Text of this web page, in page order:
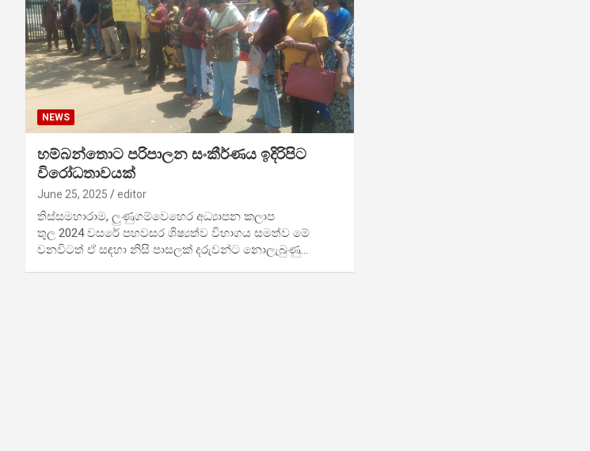
NEWS
හම්බන්තොට පරිපාලන සංකීර්ණය ඉදිරිපිට
විරෝධතාවයක්
June 25, 2025 editor
තිස්සමහාරාම, ලුණුගම්වෙහෙර අධ්‍යාපන කලාප
තුල 2024 වසරේ පහවසර ශිෂ්‍යත්ව විභාගය සමත්ව මේ
වනවිටත් ඒ සඳහා නිසි පාසලක් දරුවන්ට නොලැබුණු…